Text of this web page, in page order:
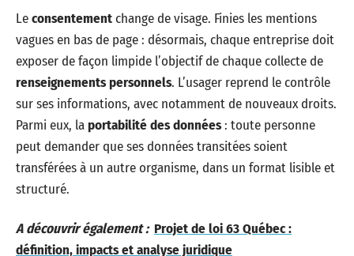
Leconsentementchange de visage. Finies les mentions
vagues en bas de page : désormais, chaque entreprise doit
exposer de façon limpide l’objectif de chaque collecte de
renseignements personnels. L’usager reprend le contrôle
sur ses informations, avec notamment de nouveaux droits.
Parmi eux, laportabilité des données: toute personne
peut demander que ses données transitées soient
transférées à un autre organisme, dans un format lisible et
structuré.
A découvrir également : Projet de loi 63 Québec :
définition, impacts et analyse juridique